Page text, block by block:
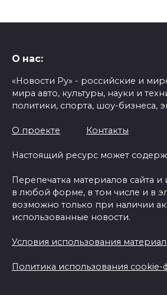
О нас:
«Новости Ру» - российские и
мира авто, культуры, науки и
политики, спорта, шоу-бизнеса,
О проекте Контакты
Настоящий ресурс может
Перепечатка материалов сайта и
в любой форме, в том числе и в
возможно только при наличии
использованные новости.
Условия использования
Политика использования cookie-